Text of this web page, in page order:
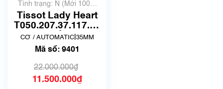
Tình trạng: N (Mới 100%
chưa qua sử dụng)
Tissot Lady Heart
T050.207.37.117.04
| Mã số 9401
CƠ / AUTOMATIC| 35MM
Mã số: 9401
22.000.000₫
11.500.000₫